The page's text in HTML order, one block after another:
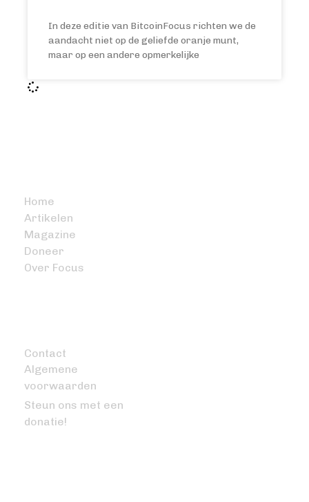
In deze editie van BitcoinFocus richten we de
aandacht niet op de geliefde oranje munt,
maar op een andere opmerkelijke
Home
Artikelen
Magazine
Doneer
Over Focus
Contact
Algemene
voorwaarden
Steun ons met een
donatie!